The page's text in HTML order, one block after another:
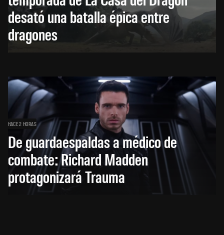
desató una batalla épica entre
dragones
HACE 2 HORAS
De guardaespaldas a médico de
combate: Richard Madden
protagonizará Trauma